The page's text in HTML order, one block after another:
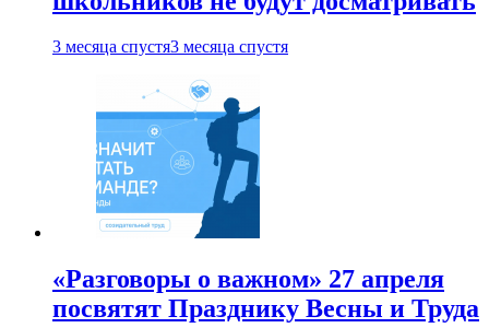
3 месяца спустя3 месяца спустя
«Разговоры о важном» 27 апреля
посвятят Празднику Весны и Труда